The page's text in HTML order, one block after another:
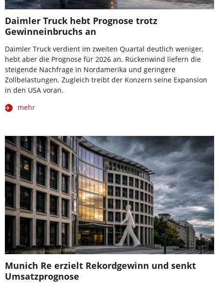
Daimler Truck hebt Prognose trotz
Gewinneinbruchs an
Daimler Truck verdient im zweiten Quartal deutlich weniger,
hebt aber die Prognose für 2026 an. Rückenwind liefern die
steigende Nachfrage in Nordamerika und geringere
Zollbelastungen. Zugleich treibt der Konzern seine Expansion
in den USA voran.
mehr
Munich Re erzielt Rekordgewinn und senkt
Umsatzprognose